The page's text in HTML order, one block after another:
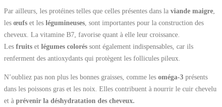
Par ailleurs, les protéines telles que celles présentes dans la viande maigre
les œufs et les légumineuses , sont importantes pour la construction des
cheveux. La vitamine B7, favorise quant à elle leur croissance.
Les fruits et légumes colorés sont également indispensables, car ils
renferment des antioxydants qui protègent les follicules pileux.
N’oubliez pas non plus les bonnes graisses, comme les oméga-3 présents
dans les poissons gras et les noix. Elles contribuent à nourrir le cuir chevelu
et à prévenir la déshydratation des cheveux.